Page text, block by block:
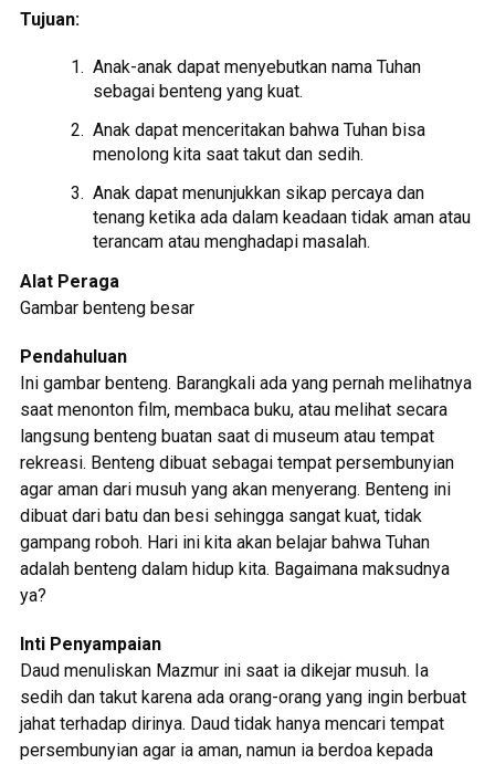
Tujuan:
Anak-anak dapat menyebutkan nama Tuhan
sebagai benteng yang kuat.
Anak dapat menceritakan bahwa Tuhan bisa
menolong kita saat takut dan sedih.
Anak dapat menunjukkan sikap percaya dan
tenang ketika ada dalam keadaan tidak aman atau
terancam atau menghadapi masalah.
Alat Peraga
Gambar benteng besar
Pendahuluan
Ini gambar benteng. Barangkali ada yang pernah melihatnya
saat menonton film, membaca buku, atau melihat secara
langsung benteng buatan saat di museum atau tempat
rekreasi. Benteng dibuat sebagai tempat persembunyian
agar aman dari musuh yang akan menyerang. Benteng ini
dibuat dari batu dan besi sehingga sangat kuat, tidak
gampang roboh. Hari ini kita akan belajar bahwa Tuhan
adalah benteng dalam hidup kita. Bagaimana maksudnya
ya?
Inti Penyampaian
Daud menuliskan Mazmur ini saat ia dikejar musuh. Ia
sedih dan takut karena ada orang-orang yang ingin berbuat
jahat terhadap dirinya. Daud tidak hanya mencari tempat
persembunyian agar ia aman, namun ia berdoa kepada